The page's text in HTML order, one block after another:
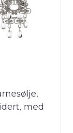
med